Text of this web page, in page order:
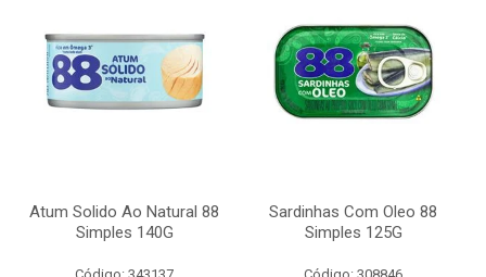
Atum Solido Ao Natural 88
Simples 140G
Sardinhas Com Oleo 88
Simples 125G